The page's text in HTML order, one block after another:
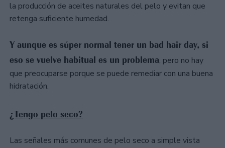
la producción de aceites naturales del pelo y evitan que
retenga suficiente humedad.
Y aunque es súper normal tener un bad hair day, si
eso se vuelve habitual es un problema, pero no hay
que preocuparse porque se puede remediar con una buena
hidratación.
¿Tengo pelo seco?
Las señales más comunes de pelo seco a simple vista